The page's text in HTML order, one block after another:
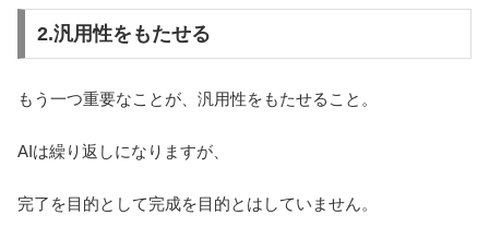
2.汎用性をもたせる
もう一つ重要なことが、汎用性をもたせること。
AIは繰り返しになりますが、
完了を目的として完成を目的とはしていません。